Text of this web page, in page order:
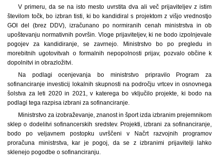
V primeru, da se na isto mesto uvrstita dva ali več prijaviteljev z istim
številom točk, bo izbran tisti, ki bo kandidiral s projektom z višjo vrednostjo
GOI del (brez DDV), izračunano po normiranih cenah ministrstva in ob
upoštevanju normativnih površin. Vloge prijaviteljev, ki ne bodo izpolnjevale
pogojev za kandidiranje, se zavrnejo. Ministrstvo bo po pregledu in
morebitnih ugotovitvah o formalnih nepopolnosti prijav, pozvalo občine k
dopolnitvi in obrazložitvi.
Na podlagi ocenjevanja bo ministrstvo pripravilo Program za
sofinanciranje investicij lokalnih skupnosti na področju vrtcev in osnovnega
šolstva za leti 2020 in 2021, v katerega bo vključilo projekte, ki bodo na
podlagi tega razpisa izbrani za sofinanciranje.
Ministrstvo za izobraževanje, znanost in šport izda izbranim prejemnikom
sklep o dodelitvi sofinancerskih sredstev. Projekti, izbrani za sofinanciranje,
bodo po veljavnem postopku uvrščeni v Načrt razvojnih programov
proračuna ministrstva, kar je pogoj, da se z izbranimi prijavitelji lahko
sklenejo pogodbe o sofinanciranju.